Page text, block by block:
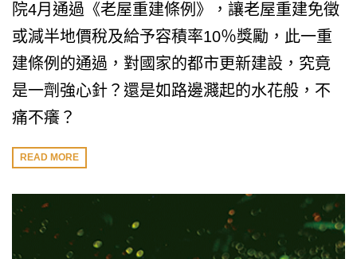
院4月通過《老屋重建條例》，讓老屋重建免徵
或減半地價稅及給予容積率10％獎勵，此一重
建條例的通過，對國家的都市更新建設，究竟
是一劑強心針？還是如路邊濺起的水花般，不
痛不癢？
READ MORE